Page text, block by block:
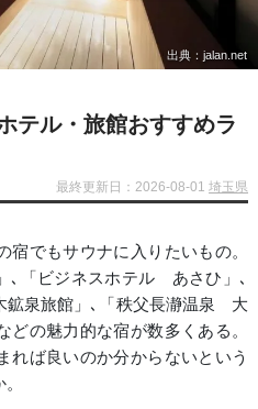
出典：jalan.net
テル・旅館おすすめラ
最終更新日：2026-08-01埼玉県
でもサウナに入りたいもの。
「ビジネスホテル あさひ」､
鉱泉旅館」､「秩父長瀞温泉 大
の魅力的な宿が数多くある。
れば良いのか分からないという